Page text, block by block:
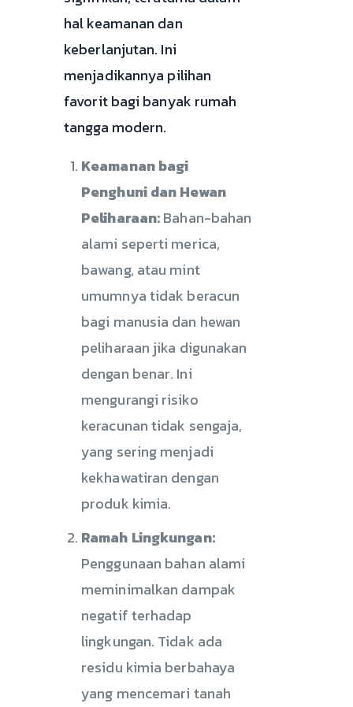
hal keamanan dan
keberlanjutan. Ini
menjadikannya pilihan
favorit bagi banyak rumah
tangga modern.
Keamanan bagi
Penghuni dan Hewan
Peliharaan:Bahan-bahan
alami seperti merica,
bawang, atau mint
umumnya tidak beracun
bagi manusia dan hewan
peliharaan jika digunakan
dengan benar. Ini
mengurangi risiko
keracunan tidak sengaja,
yang sering menjadi
kekhawatiran dengan
produk kimia.
Ramah Lingkungan:
Penggunaan bahan alami
meminimalkan dampak
negatif terhadap
lingkungan. Tidak ada
residu kimia berbahaya
yang mencemari tanah